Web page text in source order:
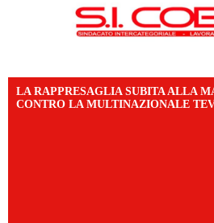
LA RAPPRESAGLIA SUBITA ALLA
CONTRO LA MULTINAZIONALE